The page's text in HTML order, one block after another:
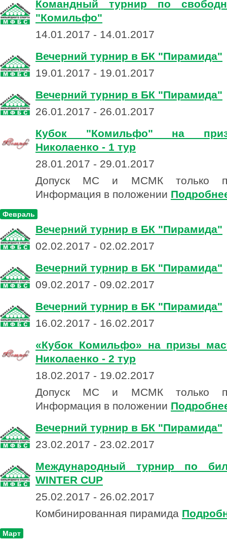
Командный турнир по
"Комильфо"
14.01.2017 - 14.01.2017
Вечерний турнир в БК "Пирамида"
19.01.2017 - 19.01.2017
Вечерний турнир в БК "Пирамида"
26.01.2017 - 26.01.2017
Кубок "Комильфо" на
Николаенко - 1 тур
28.01.2017 - 29.01.2017
Допуск МС и МСМК только
Информация в положении
Февраль
Вечерний турнир в БК "Пирамида"
02.02.2017 - 02.02.2017
Вечерний турнир в БК "Пирамида"
09.02.2017 - 09.02.2017
Вечерний турнир в БК "Пирамида"
16.02.2017 - 16.02.2017
«Кубок Комильфо» на призы
Николаенко - 2 тур
18.02.2017 - 19.02.2017
Допуск МС и МСМК только
Информация в положении
Вечерний турнир в БК "Пирамида"
23.02.2017 - 23.02.2017
Международный турнир по
WINTER CUP
25.02.2017 - 26.02.2017
Комбинированная пирамида
Март